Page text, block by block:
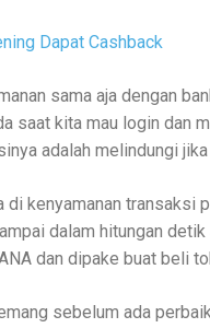
Dapat Cashback
sama aja dengan
saat kita mau login dan
adalah melindungi
di kenyamanan transaksi
dalam hitungan
dan dipake buat beli
sebelum ada